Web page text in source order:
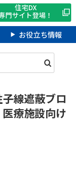
住宅DX
門サイト登場！
お役立ち情報
線遮蔽ブロ
療施設向け